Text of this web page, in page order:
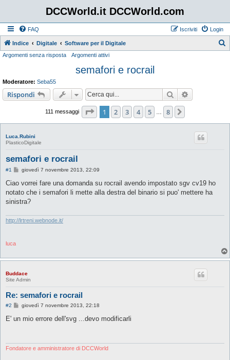
DCCWorld.it DCCWorld.com
FAQ Login
Iscriviti
Indice Digitale Software per il Digitale
Argomenti senza risposta Argomenti attivi
semafori e rocrail
Moderatore: Seba55
Rispondi Cerca
111 messaggi Pagina di
1 2 3 4 5 8
Luca.Rubini
PlasticoDigitale
semafori e rocrail
#1
M
s
a
g
o
giovedì 7 novembre 2013, 22:09
Ciao vorrei fare una domanda su rocrail avendo impostato sgv cv19 ho
notato che i semafori li mette alla destra del binario si puo' mettere ha
sinistra?
http://lrtreni.webnode.it/
luca
Buddace
Site Admin
Re: semafori e rocrail
#2
M
s
i
giovedì 7 novembre 2013, 22:18
E' un mio errore dell'svg ...devo modificarli
Fondatore e amministratore di DCCWorld